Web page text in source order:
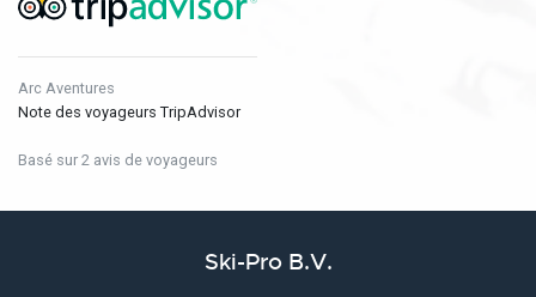
Arc Aventures
Note des voyageurs TripAdvisor
Basé sur 2 avis de voyageurs
Ski-Pro B.V.